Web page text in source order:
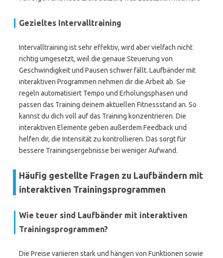
Gezieltes Intervalltraining
Intervalltraining ist sehr effektiv, wird aber vielfach nicht
richtig umgesetzt, weil die genaue Steuerung von
Geschwindigkeit und Pausen schwer fällt. Laufbänder mit
interaktiven Programmen nehmen dir die Arbeit ab. Sie
regeln automatisiert Tempo und Erholungsphasen und
passen das Training deinem aktuellen Fitnessstand an. So
kannst du dich voll auf das Training konzentrieren. Die
interaktiven Elemente geben außerdem Feedback und
helfen dir, die Intensität zu kontrollieren. Das sorgt für
bessere Trainingsergebnisse bei weniger Aufwand.
Häufig gestellte Fragen zu Laufbändern mit
interaktiven Trainingsprogrammen
Wie teuer sind Laufbänder mit interaktiven
Trainingsprogrammen?
Die Preise variieren stark und hängen von Funktionen sowie